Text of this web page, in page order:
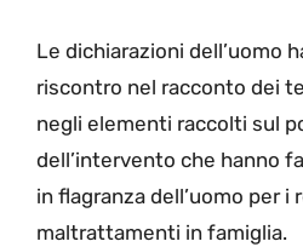
Le dichiarazioni dell’uomo
riscontro nel racconto dei
negli elementi raccolti sul
dell’intervento che hanno
in flagranza dell’uomo per i
maltrattamenti in famiglia.